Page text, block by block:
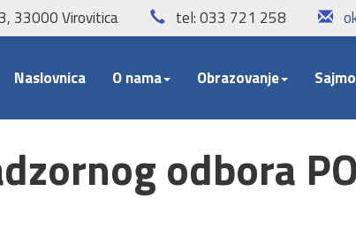
3, 33000 Virovitica tel: 033 721 258
Naslovnica O nama Obrazovanje
odbora